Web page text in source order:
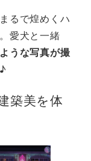
るで煌めくハ
愛犬と一緒
うな写真が撮
築美を体